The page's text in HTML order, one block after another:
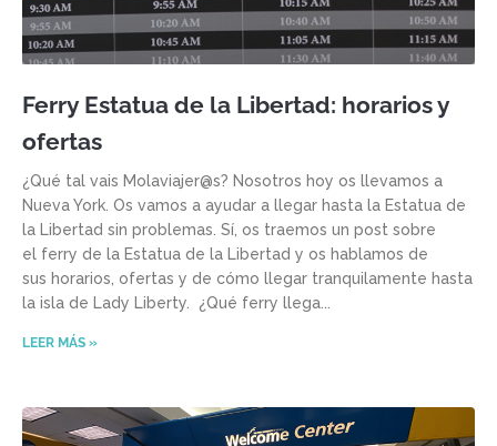
Ferry Estatua de la Libertad: horarios y
ofertas
¿Qué tal vais Molaviajer@s? Nosotros hoy os llevamos a
Nueva York. Os vamos a ayudar a llegar hasta la Estatua de
la Libertad sin problemas. Sí, os traemos un post sobre
el ferry de la Estatua de la Libertad y os hablamos de
sus horarios, ofertas y de cómo llegar tranquilamente hasta
la isla de Lady Liberty. ¿Qué ferry llega
LEER MÁS »